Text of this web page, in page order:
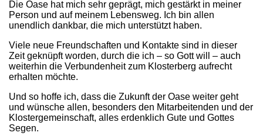
Die Oase hat mich sehr geprägt, mich gestärkt in meiner
Person und auf meinem Lebensweg. Ich bin allen
unendlich dankbar, die mich unterstützt haben.
Viele neue Freundschaften und Kontakte sind in dieser
Zeit geknüpft worden, durch die ich – so Gott will – auch
weiterhin die Verbundenheit zum Klosterberg aufrecht
erhalten möchte.
Und so hoffe ich, dass die Zukunft der Oase weiter geht
und wünsche allen, besonders den Mitarbeitenden und der
Klostergemeinschaft, alles erdenklich Gute und Gottes
Segen.